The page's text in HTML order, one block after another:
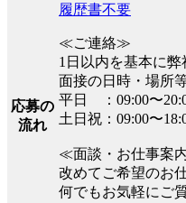
応募の
流れ
履歴書不要
≪ご連絡≫
1日以内を基本に弊
面接の日時・場所
平日 ：09:00〜
土日祝：09:00〜
≪面談・お仕事案
改めてご希望のお
何でもお気軽にご